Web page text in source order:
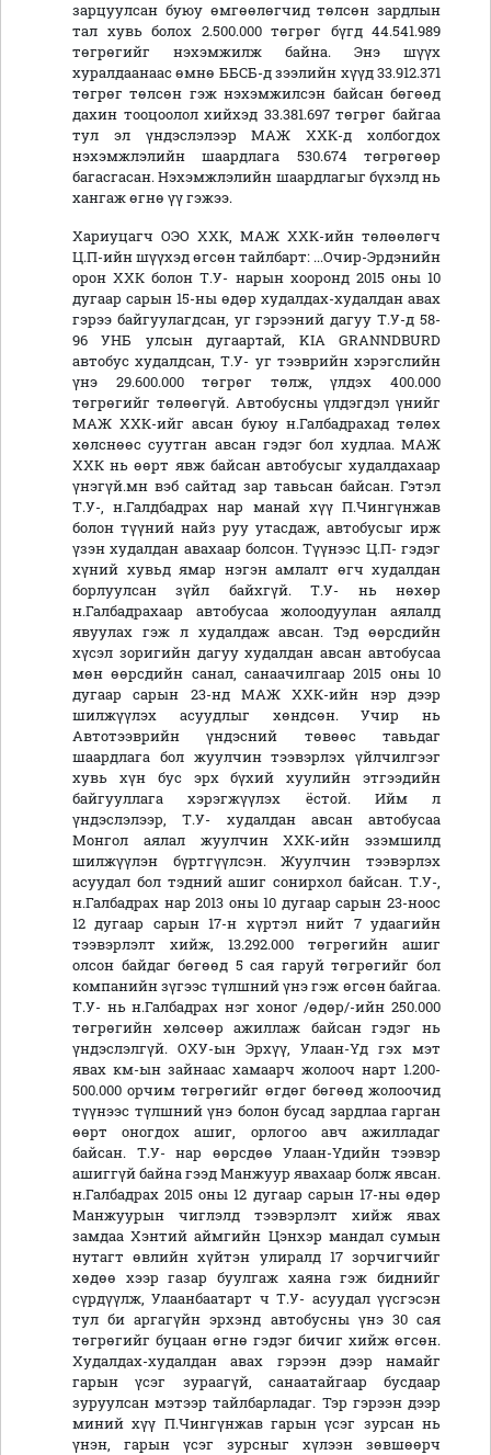
зарцуулсан буюу өмгөөлөгчид төлсөн зардлын
тал хувь болох 2.500.000 төгрөг бүгд 44.541.989
төгрөгийг нэхэмжилж байна. Энэ шүүх
хуралдаанаас өмнө ББСБ-д зээлийн хүүд 33.912.371
төгрөг төлсөн гэж нэхэмжилсэн байсан бөгөөд
дахин тооцоолол хийхэд 33.381.697 төгрөг байгаа
тул эл үндэслэлээр МАЖ ХХК-д холбогдох
нэхэмжлэлийн шаардлага 530.674 төгрөгөөр
багасгасан. Нэхэмжлэлийн шаардлагыг бүхэлд нь
хангаж өгнө үү гэжээ.
Хариуцагч ОЭО ХХК, МАЖ ХХК-ийн төлөөлөгч
Ц.П-ийн шүүхэд өгсөн тайлбарт: ...Очир-Эрдэнийн
орон ХХК болон Т.У- нарын хооронд 2015 оны 10
дугаар сарын 15-ны өдөр худалдах-худалдан авах
гэрээ байгуулагдсан, уг гэрээний дагуу Т.У-д 58-
96 УНБ улсын дугаартай, KIA GRANNDBURD
автобус худалдсан, Т.У- уг тээврийн хэрэгслийн
үнэ 29.600.000 төгрөг төлж, үлдэх 400.000
төгрөгийг төлөөгүй. Автобусны үлдэгдэл үнийг
МАЖ ХХК-ийг авсан буюу н.Галбадрахад төлөх
хөлснөөс суутган авсан гэдэг бол худлаа. МАЖ
ХХК нь өөрт явж байсан автобусыг худалдахаар
үнэгүй.мн вэб сайтад зар тавьсан байсан. Гэтэл
Т.У-, н.Галдбадрах нар манай хүү П.Чингүнжав
болон түүний найз руу утасдаж, автобусыг ирж
үзэн худалдан авахаар болсон. Түүнээс Ц.П- гэдэг
хүний хувьд ямар нэгэн амлалт өгч худалдан
борлуулсан зүйл байхгүй. Т.У- нь нөхөр
н.Галбадрахаар автобусаа жолоодуулан аялалд
явуулах гэж л худалдаж авсан. Тэд өөрсдийн
хүсэл зоригийн дагуу худалдан авсан автобусаа
мөн өөрсдийн санал, санаачилгаар 2015 оны 10
дугаар сарын 23-нд МАЖ ХХК-ийн нэр дээр
шилжүүлэх асуудлыг хөндсөн. Учир нь
Автотээврийн үндэсний төвөөс тавьдаг
шаардлага бол жуулчин тээвэрлэх үйлчилгээг
хувь хүн бус эрх бүхий хуулийн этгээдийн
байгууллага хэрэгжүүлэх ёстой. Ийм л
үндэслэлээр, Т.У- худалдан авсан автобусаа
Монгол аялал жуулчин ХХК-ийн эзэмшилд
шилжүүлэн бүртгүүлсэн. Жуулчин тээвэрлэх
асуудал бол тэдний ашиг сонирхол байсан. Т.У-,
н.Галбадрах нар 2013 оны 10 дугаар сарын 23-ноос
12 дугаар сарын 17-н хүртэл нийт 7 удаагийн
тээвэрлэлт хийж, 13.292.000 төгрөгийн ашиг
олсон байдаг бөгөөд 5 сая гаруй төгрөгийг бол
компанийн зүгээс түлшний үнэ гэж өгсөн байгаа.
Т.У- нь н.Галбадрах нэг хоног /өдөр/-ийн 250.000
төгрөгийн хөлсөөр ажиллаж байсан гэдэг нь
үндэслэлгүй. ОХУ-ын Эрхүү, Улаан-Үд гэх мэт
явах км-ын зайнаас хамаарч жолооч нарт 1.200-
500.000 орчим төгрөгийг өгдөг бөгөөд жолоочид
түүнээс түлшний үнэ болон бусад зардлаа гарган
өөрт оногдох ашиг, орлогоо авч ажилладаг
байсан. Т.У- нар өөрсдөө Улаан-Үдийн тээвэр
ашиггүй байна гээд Манжуур явахаар болж явсан.
н.Галбадрах 2015 оны 12 дугаар сарын 17-ны өдөр
Манжуурын чиглэлд тээвэрлэлт хийж явах
замдаа Хэнтий аймгийн Цэнхэр мандал сумын
нутагт өвлийн хүйтэн улиралд 17 зорчигчийг
хөдөө хээр газар буулгаж хаяна гэж биднийг
сүрдүүлж, Улаанбаатарт ч Т.У- асуудал үүсгэсэн
тул би аргагүйн эрхэнд автобусны үнэ 30 сая
төгрөгийг буцаан өгнө гэдэг бичиг хийж өгсөн.
Худалдах-худалдан авах гэрээн дээр намайг
гарын үсэг зураагүй, санаатайгаар бусдаар
зуруулсан мэтээр тайлбарладаг. Тэр гэрээн дээр
миний хүү П.Чингүнжав гарын үсэг зурсан нь
үнэн, гарын үсэг зурсныг хүлээн зөвшөөрч